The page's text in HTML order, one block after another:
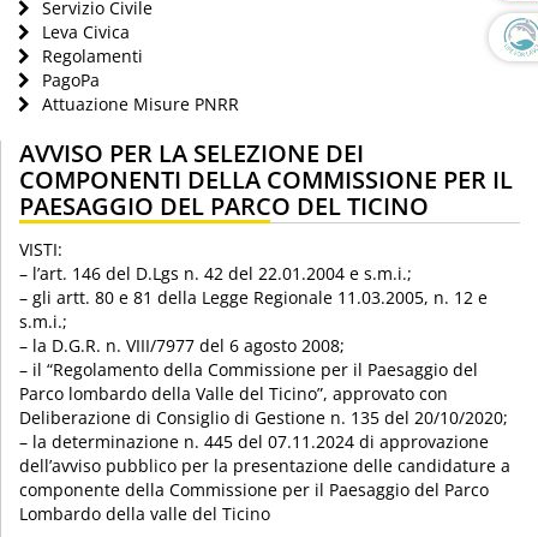
Servizio Civile
Leva Civica
Regolamenti
PagoPa
Attuazione Misure PNRR
AVVISO PER LA SELEZIONE DEI
COMPONENTI DELLA COMMISSIONE PER IL
PAESAGGIO DEL PARCO DEL TICINO
VISTI:
– l’art. 146 del D.Lgs n. 42 del 22.01.2004 e s.m.i.;
– gli artt. 80 e 81 della Legge Regionale 11.03.2005, n. 12 e
s.m.i.;
– la D.G.R. n. VIII/7977 del 6 agosto 2008;
– il “Regolamento della Commissione per il Paesaggio del
Parco lombardo della Valle del Ticino”, approvato con
Deliberazione di Consiglio di Gestione n. 135 del 20/10/2020;
– la determinazione n. 445 del 07.11.2024 di approvazione
dell’avviso pubblico per la presentazione delle candidature a
componente della Commissione per il Paesaggio del Parco
Lombardo della valle del Ticino